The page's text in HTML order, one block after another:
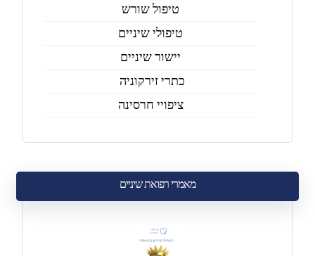
טיפול שורש
טיפולי שיניים
יישור שיניים
כתרי זירקוניה
ציפויי חרסינה
מאמרי רפואת שיניים